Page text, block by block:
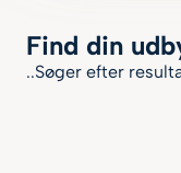
Find din
..Søger efter